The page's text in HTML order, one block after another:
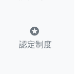
stars
認定制度